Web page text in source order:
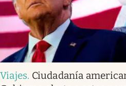
Viajes. Ciudadanía